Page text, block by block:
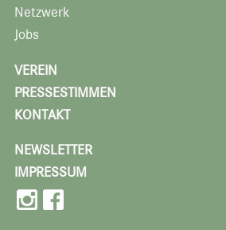
Netzwerk
Jobs
VEREIN
PRESSESTIMMEN
KONTAKT
NEWSLETTER
IMPRESSUM